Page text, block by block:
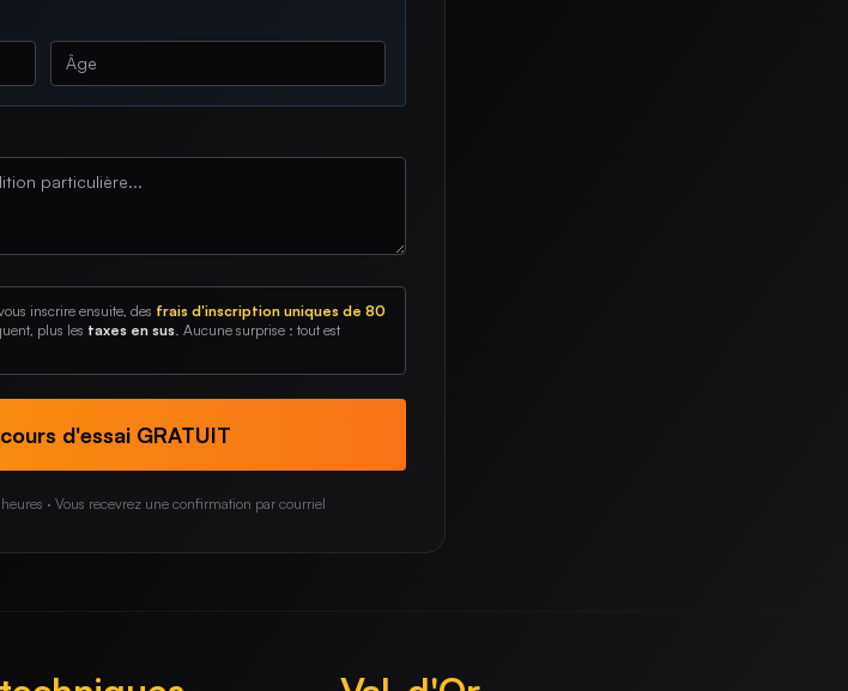
inscrire ensuite, des frais d'inscription uniques de 80
plus les taxes en sus. Aucune surprise : tout est
d'essai GRATUIT
· Vous recevrez une confirmation par courriel